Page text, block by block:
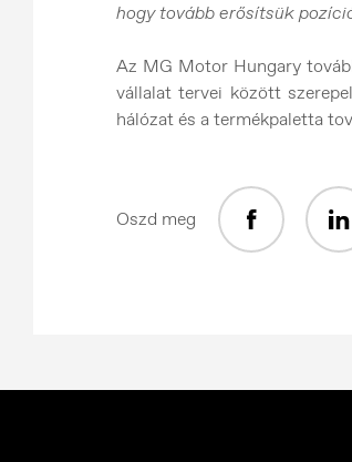
hogy tovább erősítsük
Az MG Motor Hungary
vállalat tervei között
hálózat és a termékpaletta
Oszd meg